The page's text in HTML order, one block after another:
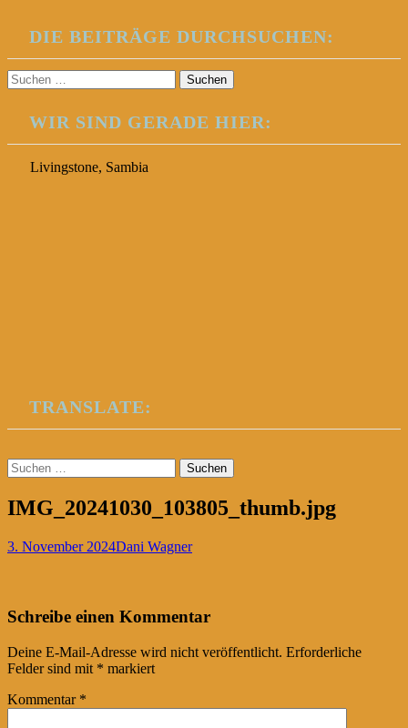
DIE BEITRÄGE DURCHSUCHEN:
Suchen
nach:
WIR SIND GERADE HIER:
Livingstone, Sambia
TRANSLATE:
Suchen
nach:
IMG_20241030_103805_thumb.jpg
3. November 2024Dani Wagner
Post
navigation
←
Schreibe einen Kommentar
Deine E-Mail-Adresse wird nicht veröffentlicht. Erforderliche
Felder sind mit * markiert
Kommentar *